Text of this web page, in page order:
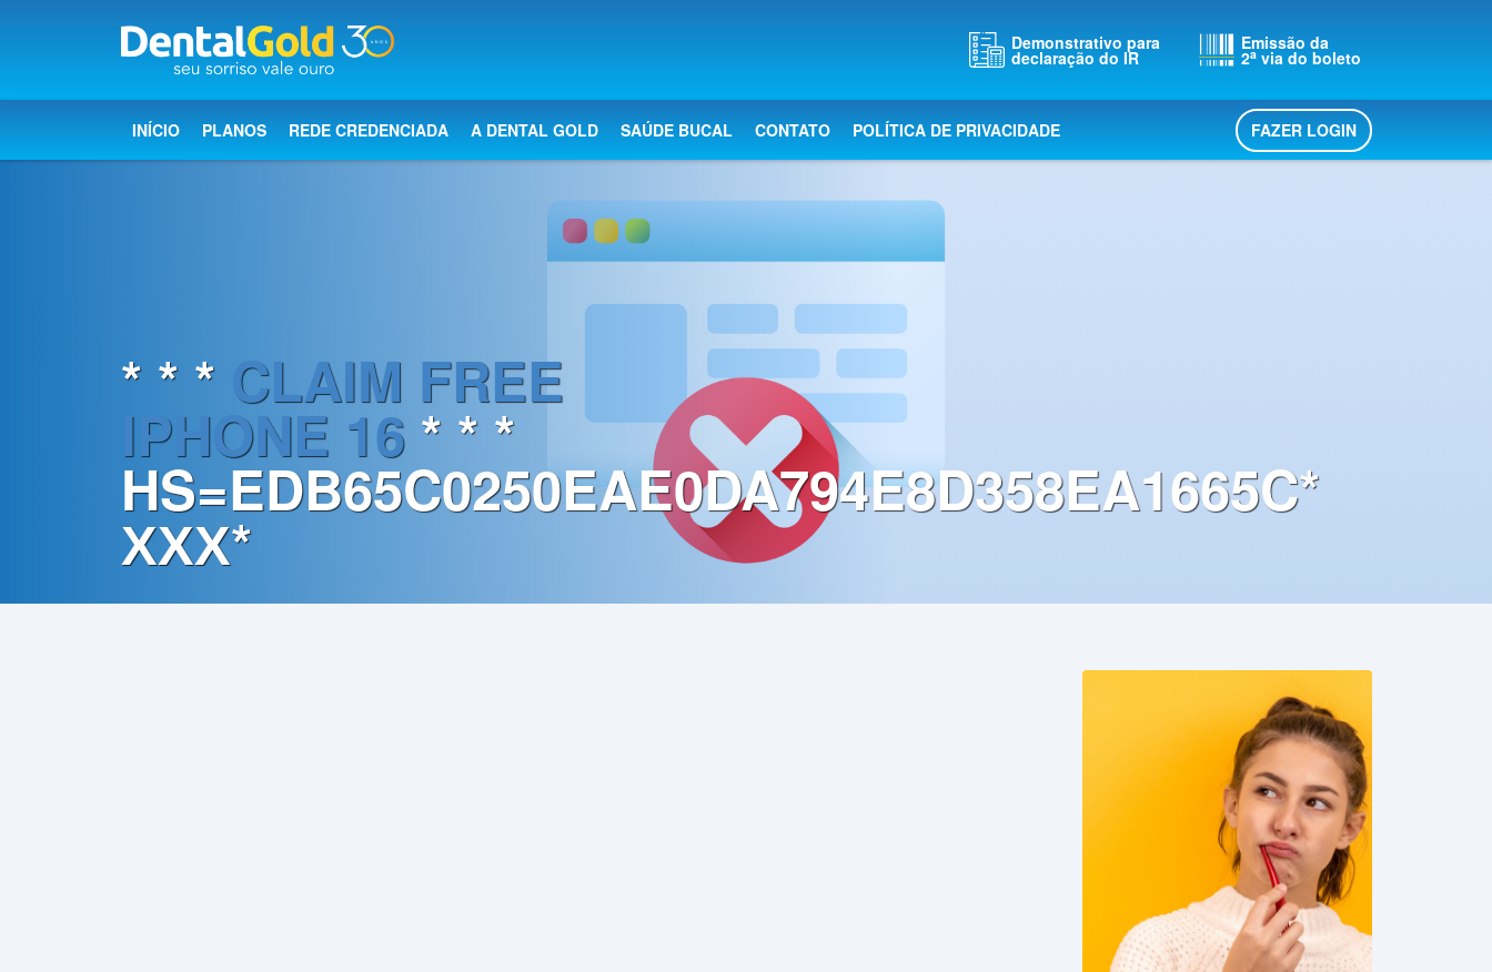
Início
Planos
Contato
de
Demonstrativo para
declaração do IR
Emissão da
2avia do boleto
INÍCIO PLANOS REDE CREDENCIADA A DENTAL GOLD SAÚDE BUCAL CONTATO POLÍTICA DE PRIVACIDADE FAZER LOGIN
* * * CLAIM FREE
IPHONE 16* * *
HS=EDB65C0250EAE0DA794E8D358EA1665C*
ХХХ*